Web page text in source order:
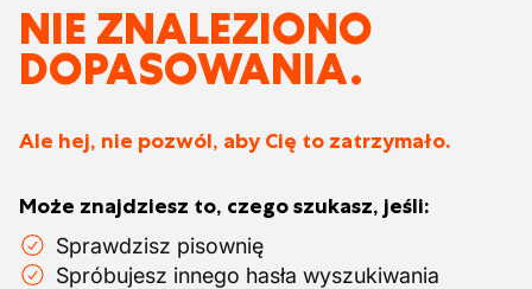
NIE ZNALEZIONO
DOPASOWANIA.
Ale hej, nie pozwól, aby Cię to zatrzymało.
Może znajdziesz to, czego szukasz, jeśli:
Sprawdzisz pisownię
Spróbujesz innego hasła wyszukiwania